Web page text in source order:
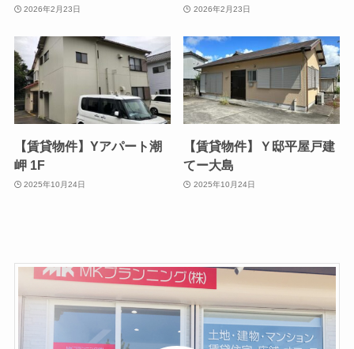
2026年2月23日 2026年2月23日
【賃貸物件】Yアパート潮
岬 1F
2025年10月24日
【賃貸物件】Ｙ邸平屋戸建
てー大島
2025年10月24日